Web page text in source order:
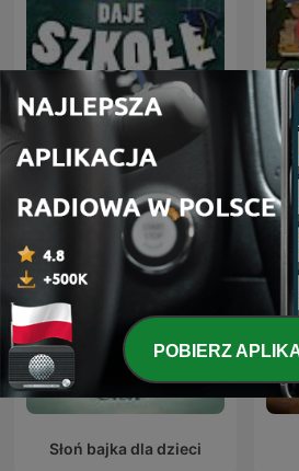
ESKA daje szkołę
Słoń bajka dla dzieci
POBIERZ